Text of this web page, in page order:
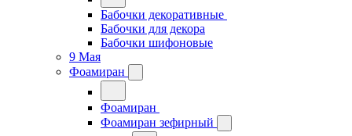
Бабочки декоративные
Бабочки для декора
Бабочки шифоновые
9 Мая
Фоамиран
Фоамиран
Фоамиран зефирный